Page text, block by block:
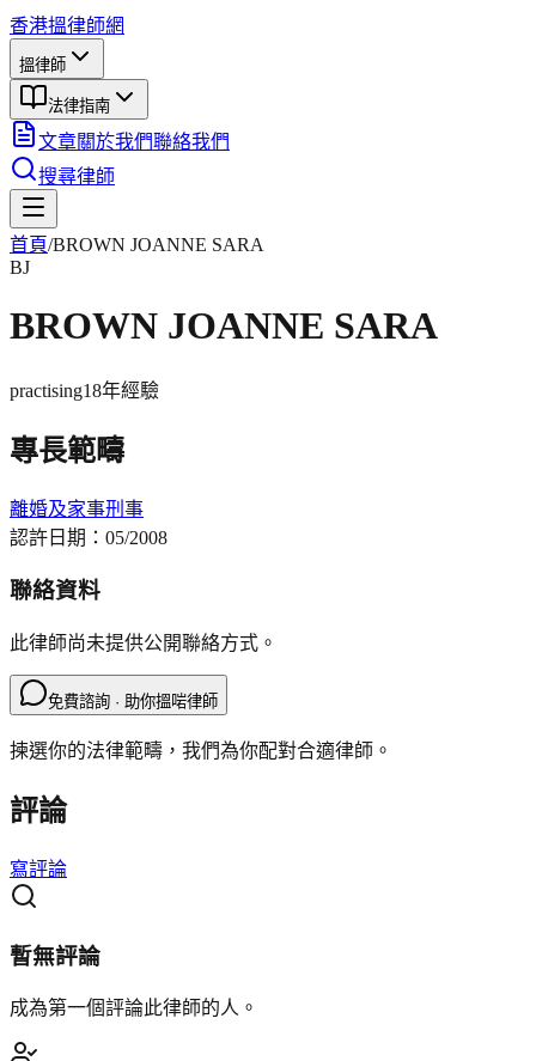
香港搵律師網
搵律師
法律指南
文章關於我們聯絡我們
搜尋律師
首頁/BROWN JOANNE SARA
BJ
BROWN JOANNE SARA
practising18年經驗
專長範疇
離婚及家事刑事
認許日期： 05/2008
聯絡資料
此律師尚未提供公開聯絡方式。
免費諮詢 · 助你搵啱律師
揀選你的法律範疇，我們為你配對合適律師。
評論
寫評論
暫無評論
成為第一個評論此律師的人。